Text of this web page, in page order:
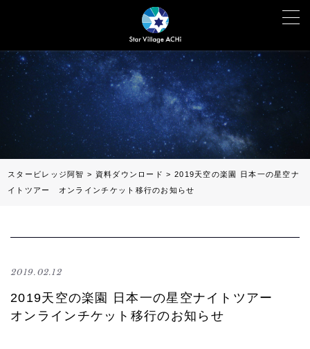
スタービレッジ阿智 > 資料ダウンロード > 2019天空の楽園 日本一の星空ナ
イトツアー オンラインチケット移行のお知らせ
2019.02.12
2019天空の楽園 日本一の星空ナイトツアー
オンラインチケット移行のお知らせ